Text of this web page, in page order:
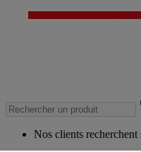
✨
Nos clients recherchent